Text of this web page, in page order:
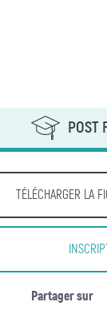
POST
TÉLÉCHARGER LA
Partager sur